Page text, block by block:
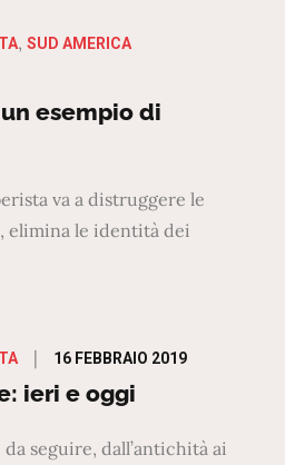
SUD AMERICA
esempio di
va a distruggere le
elimina le identità dei
Posted
on
16 FEBBRAIO 2019
ieri e oggi
seguire, dall’antichità ai